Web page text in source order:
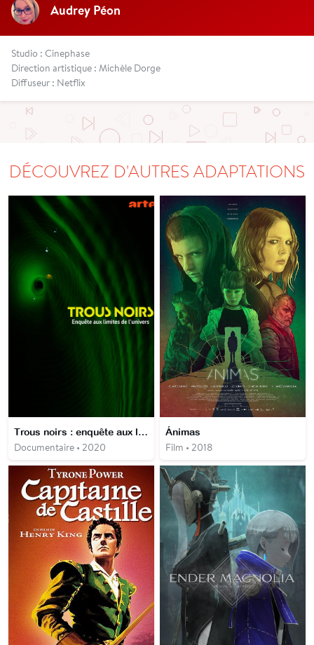
Audrey Péon
Studio : Cinephase
Direction artistique : Michèle Dorge
Diffuseur : Netflix
DÉCOUVREZ D'AUTRES ADAPTATIONS
Trous noirs : enquête aux limites de l'univers
Documentaire • 2020
Ánimas
Film • 2018